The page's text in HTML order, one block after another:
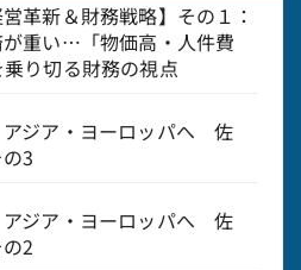
革新＆財務戦略】その１：
重い…「物価高・人件費
り切る財務の視点
ジア・ヨーロッパへ 佐
3
ジア・ヨーロッパへ 佐
2